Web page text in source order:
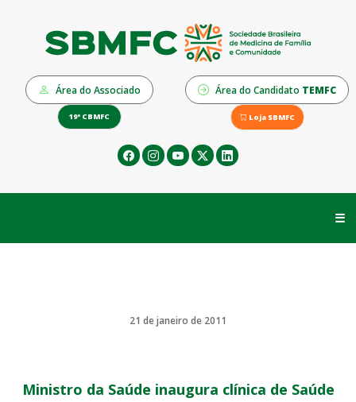
Área do Associado Área do Candidato TEMFC
19º CBMFC Loja SBMFC
☰
21 de janeiro de 2011
Ministro da Saúde inaugura clínica de Saúde